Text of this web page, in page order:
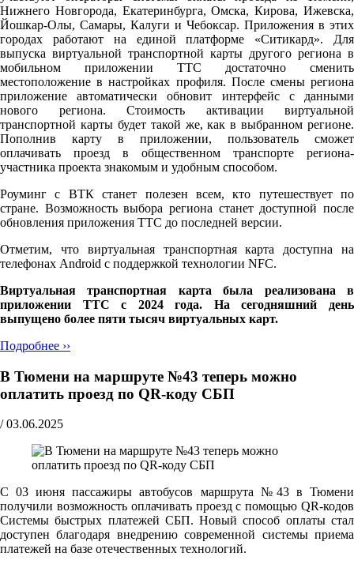
Нижнего Новгорода, Екатеринбурга, Омска, Кирова, Ижевска,
Йошкар-Олы, Самары, Калуги и Чебоксар. Приложения в этих
городах работают на единой платформе «Ситикард». Для
выпуска виртуальной транспортной карты другого региона в
мобильном приложении ТТС достаточно сменить
местоположение в настройках профиля. После смены региона
приложение автоматически обновит интерфейс с данными
нового региона. Стоимость активации виртуальной
транспортной карты будет такой же, как в выбранном регионе.
Пополнив карту в приложении, пользователь сможет
оплачивать проезд в общественном транспорте региона-
участника проекта знакомым и удобным способом.
Роуминг с ВТК станет полезен всем, кто путешествует по
стране. Возможность выбора региона станет доступной после
обновления приложения ТТС до последней версии.
Отметим, что виртуальная транспортная карта доступна на
телефонах Android с поддержкой технологии NFC.
Виртуальная транспортная карта была реализована в
приложении ТТС с 2024 года. На сегодняшний день
выпущено более пяти тысяч виртуальных карт.
Подробнее ››
В Тюмени на маршруте №43 теперь можно
оплатить проезд по QR-коду СБП
/ 03.06.2025
С 03 июня пассажиры автобусов маршрута №43 в Тюмени
получили возможность оплачивать проезд с помощью QR-кодов
Системы быстрых платежей СБП. Новый способ оплаты стал
доступен благодаря внедрению современной системы приема
платежей на базе отечественных технологий.